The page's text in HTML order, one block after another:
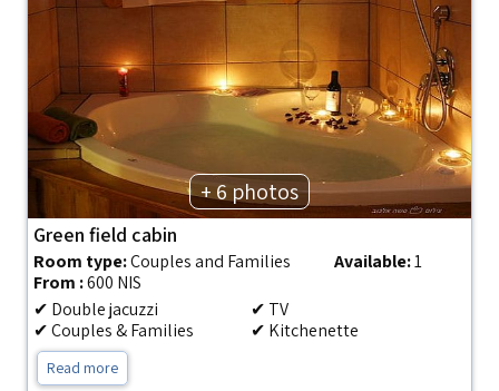
+ 6 photos
Green field cabin
Room type:Couples and Families Available:1
From :600 NIS
✔ Double jacuzzi
✔ TV
✔ Couples & Families
✔ Kitchenette
Read more